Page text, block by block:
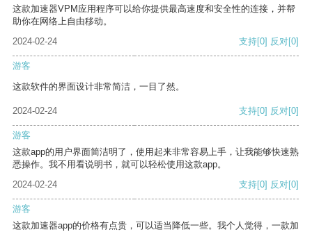
这款加速器VPM应用程序可以给你提供最高速度和安全性的连接，并帮
助你在网络上自由移动。
2024-02-24
支持[0] 反对[0]
游客
这款软件的界面设计非常简洁，一目了然。
2024-02-24 支持[0] 反对[0]
游客
这款app的用户界面简洁明了，使用起来非常容易上手，让我能够快速熟
悉操作。我不用看说明书，就可以轻松使用这款app。
2024-02-24
支持[0] 反对[0]
游客
这款加速器app的价格有点贵，可以适当降低一些。我个人觉得，一款加